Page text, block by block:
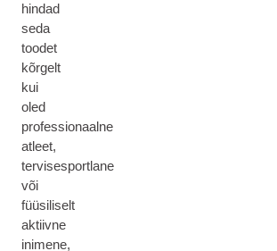
hindad
seda
toodet
kõrgelt
kui
oled
professionaalne
atleet,
tervisesportlane
või
füüsiliselt
aktiivne
inimene,